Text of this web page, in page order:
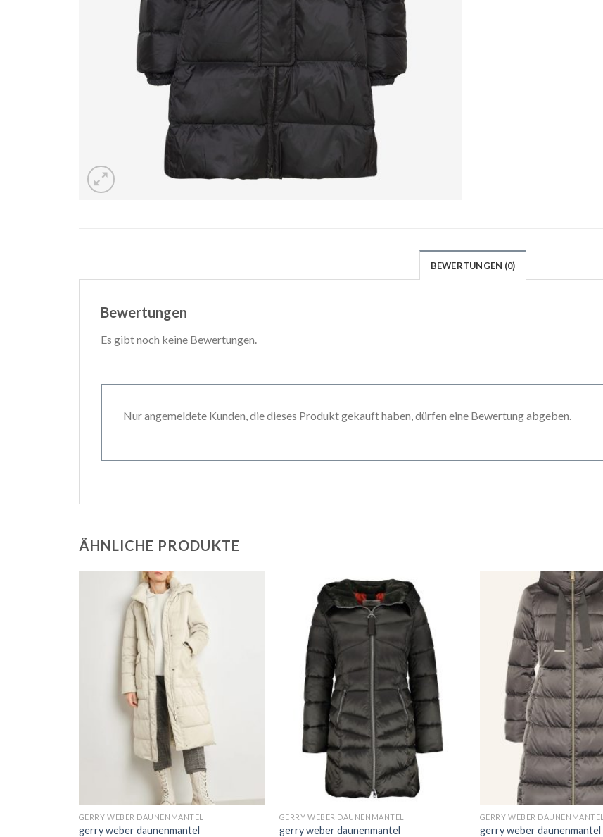
BEWERTUNGEN (0)
Bewertungen
Es gibt noch keine Bewertungen.
Nur angemeldete Kunden, die dieses Produkt gekauft haben, dürfen eine Bewertung abgeben.
ÄHNLICHE PRODUKTE
GERRY WEBER DAUNENMANTEL
gerry weber daunenmantel
GERRY WEBER DAUNENMANTEL
gerry weber daunenmantel
GERRY WEBER DAUNENMANTEL
gerry weber daunenmantel